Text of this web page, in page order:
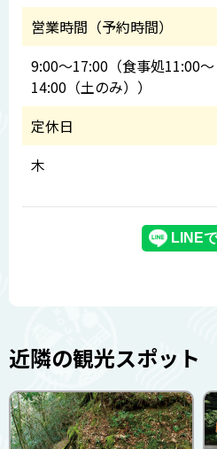
営業時間（予約時間）
9:00～17:00（食事処11:00～
14:00（土のみ））
定休日
木
近隣の観光スポット